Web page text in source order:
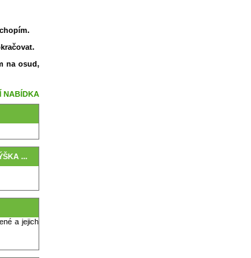
na osud,
NABÍDKA
...
a jejich